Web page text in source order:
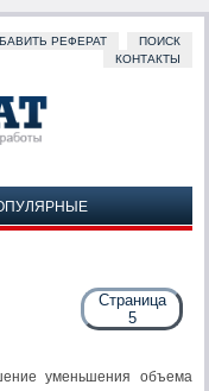
РЕФЕРАТ
ПОИСК
КОНТАКТЫ
Страница
5
уменьшения объема